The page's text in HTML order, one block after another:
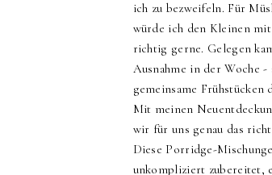
ich zu bezweifeln. Für
würde ich den Kleinen
richtig gerne. Gelegen
Ausnahme in der Woche
gemeinsame
Mit meinen
wir für uns genau das
Diese Porridge-
unkompliziert zubereitet,